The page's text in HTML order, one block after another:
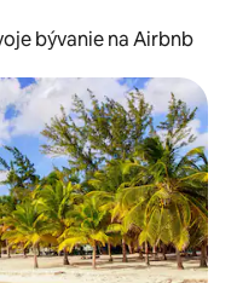
bývanie na Airbnb